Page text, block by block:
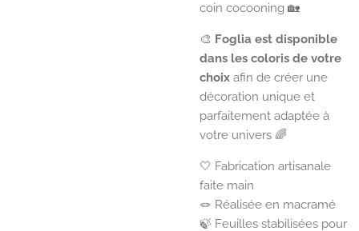
coin cocooning 🏡
🎨 Foglia est disponible
dans les coloris de votre
choix afin de créer une
décoration unique et
parfaitement adaptée à
votre univers 🌈
🤍 Fabrication artisanale
faite main
🪢 Réalisée en macramé
🍃 Feuilles stabilisées pour